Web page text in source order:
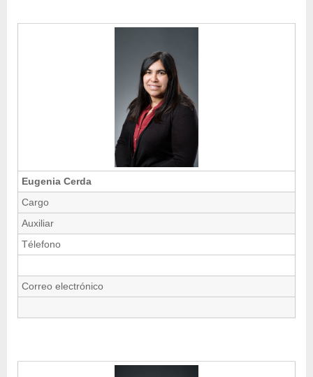
Eugenia Cerda
Cargo
Auxiliar
Télefono
Correo electrónico